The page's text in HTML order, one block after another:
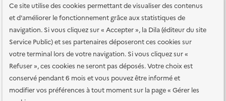
Ce site utilise des cookies permettant de visualiser des contenus
et d'améliorer le fonctionnement grâce aux statistiques de
navigation. Si vous cliquez sur « Accepter », la Dila (éditeur du site
Service Public) et ses partenaires déposeront ces cookies sur
votre terminal lors de votre navigation. Si vous cliquez sur «
Refuser », ces cookies ne seront pas déposés. Votre choix est
conservé pendant 6 mois et vous pouvez être informé et
modifier vos préférences à tout moment sur la page « Gérer les
Plan du site Accessibilité : totalement conforme
Accessibilité des
services en ligne Mentions légales Données personnelles et sécurité
Conditions générales d'utilisation Gestion des cookies